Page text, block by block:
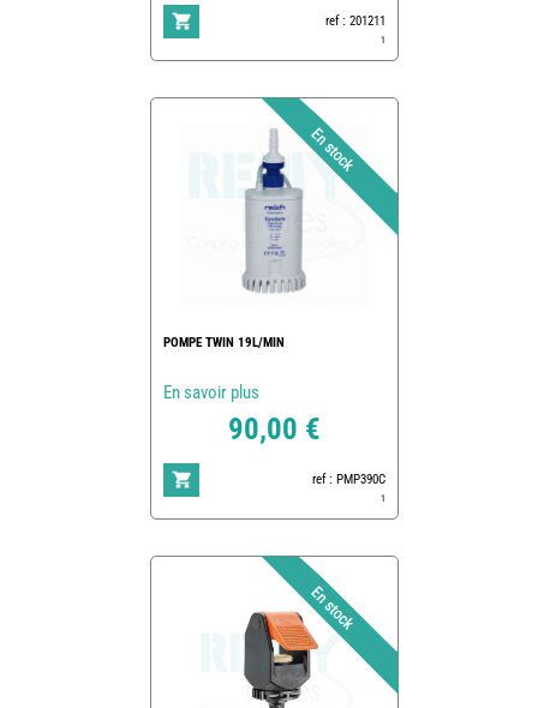
ref : 201211
1
POMPE TWIN 19L/MIN
En savoir plus
90,00 €
ref : PMP390C
1